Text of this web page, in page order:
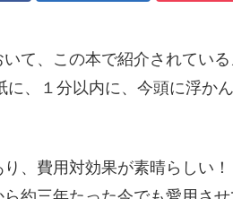
て、この本で紹介されてい
に、１分以内に、今頭に浮か
、費用対効果が素晴らしい